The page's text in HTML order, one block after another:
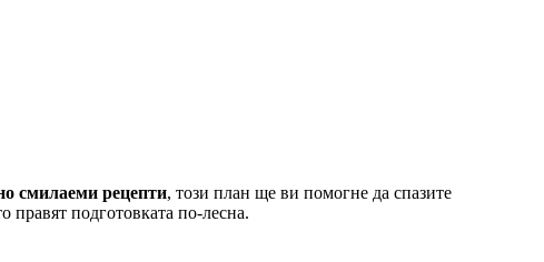
смилаеми рецепти, този план ще ви помогне да спазите
правят подготовката по-лесна.